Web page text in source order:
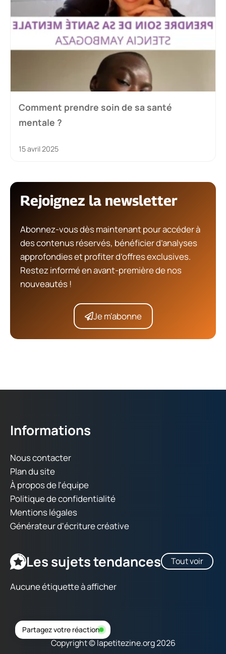
Comment prendre soin de sa santé
mentale ?
15 avril 2025
Rejoignez la newsletter
Abonnez-vous dès maintenant pour accéder à
des contenus réservés, bénéficier d’analyses
approfondies et profiter d’offres exclusives.
Restez informé en avant-première de nos
nouveautés !
Je m'abonne
Informations
Nous contacter
Plan du site
À propos de l'équipe
Politique de confidentialité
Mentions légales
Générateur d'écriture créative
Les sujets tendances Tout voir
Aucune étiquette à afficher
Copyright © lapetitezine.org 2026
Partagez votre réaction